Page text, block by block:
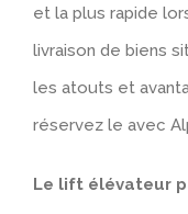
et la plus rapide
livraison de biens
les atouts et
réservez le avec
Le lift élévateur